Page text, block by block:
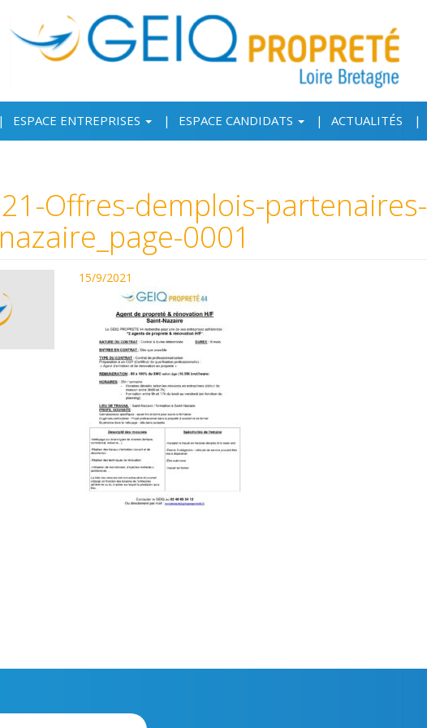
ESPACE ENTREPRISES ESPACE CANDIDATS ACTUALITÉS
Offres-demplois-partenaires-
0001
15/9/2021